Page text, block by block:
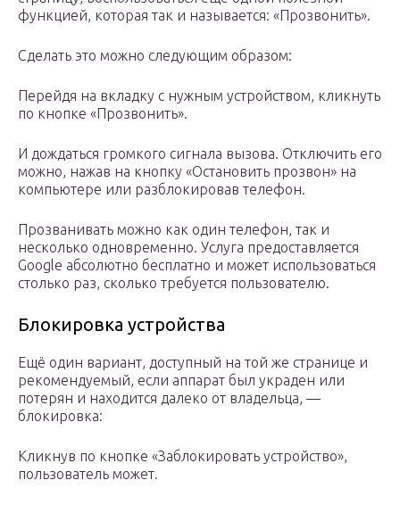
функцией, которая так и называется: «Прозвонить».
Сделать это можно следующим образом:
Перейдя на вкладку с нужным устройством, кликнуть
по кнопке «Прозвонить».
И дождаться громкого сигнала вызова. Отключить его
можно, нажав на кнопку «Остановить прозвон» на
компьютере или разблокировав телефон.
Прозванивать можно как один телефон, так и
несколько одновременно. Услуга предоставляется
Google абсолютно бесплатно и может использоваться
столько раз, сколько требуется пользователю.
Блокировка устройства
Ещё один вариант, доступный на той же странице и
рекомендуемый, если аппарат был украден или
потерян и находится далеко от владельца, —
блокировка:
Кликнув по кнопке «Заблокировать устройство»,
пользователь может.